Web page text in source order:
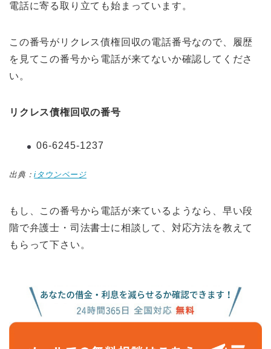
電話に寄る取り立ても始まっています。
この番号がリクレス債権回収の電話番号なので、履歴
を見てこの番号から電話が来てないか確認してくださ
い。
リクレス債権回収の番号
06-6245-1237
出典：iタウンページ
もし、この番号から電話が来ているようなら、早い段
階で弁護士・司法書士に相談して、対応方法を教えて
もらって下さい。